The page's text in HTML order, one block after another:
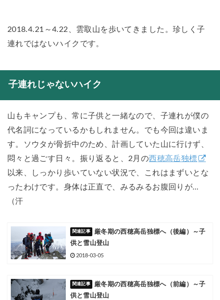
2018.4.21～4.22、雲取山を歩いてきました。珍しく子
連れではないハイクです。
子連れじゃないハイク
山もキャンプも、常に子供と一緒なので、子連れが僕の
代名詞になっているかもしれません。でも今回は違いま
す。ソウタが骨折中のため、計画していた山に行けず、
悶々と過ごす日々。振り返ると、2月の西穂高岳独標
以来、しっかり歩いていない状況で、これはまずいとな
ったわけです。身体は正直で、みるみるお腹回りが…
（汗
厳冬期の西穂高岳独標へ（後編）～子
供と雪山登山
2018-03-05
厳冬期の西穂高岳独標へ（前編）～子
供と雪山登山